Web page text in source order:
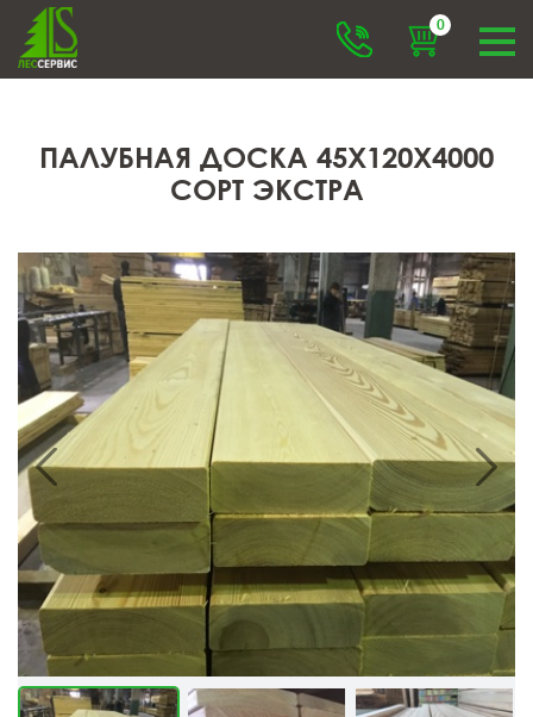
0
ПАЛУБНАЯ ДОСКА 45X120X4000
СОРТ ЭКСТРА